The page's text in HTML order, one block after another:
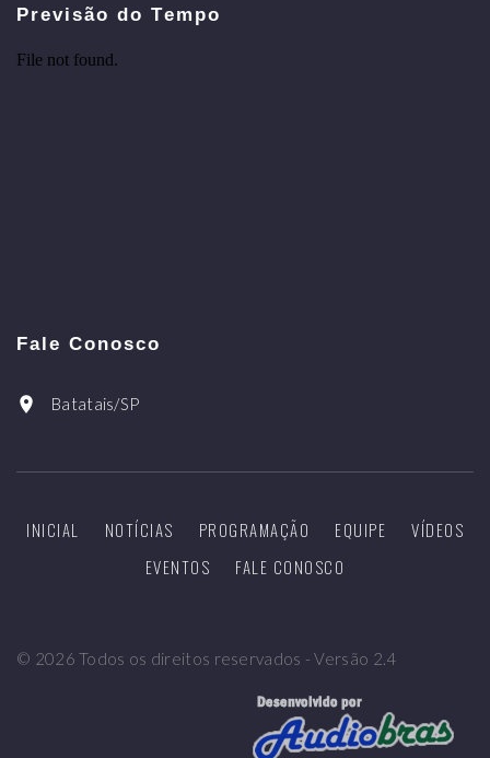
Previsão do Tempo
Fale Conosco
Batatais/SP
INICIAL NOTÍCIAS PROGRAMAÇÃO EQUIPE
VÍDEOS
EVENTOS
FALE CONOSCO
© 2026 Todos os direitos reservados - Versão 2.4